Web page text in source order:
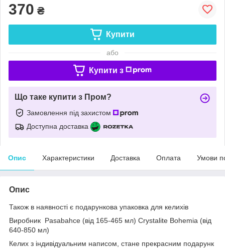
370 ₴
Купити
або
Купити з
Що таке купити з Пром?
Замовлення під захистом
Доступна доставка
Опис Характеристики Доставка Оплата Умови
Опис
Також в наявності є подарункова упаковка для келихів
Виробник Pasabahce (від 165-465 мл) Crystalite Bohemia (від
640-850 мл)
Келих з індивідуальним написом, стане прекрасним подарунк